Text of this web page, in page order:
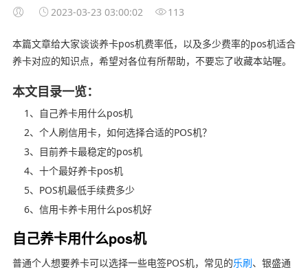
2023-03-23 03:00:02 113
本篇文章给大家谈谈养卡pos机费率低，以及多少费率的pos机适合
养卡对应的知识点，希望对各位有所帮助，不要忘了收藏本站喔。
本文目录一览：
1、自己养卡用什么pos机
2、个人刷信用卡，如何选择合适的POS机？
3、目前养卡最稳定的pos机
4、十个最好养卡pos机
5、POS机最低手续费多少
6、信用卡养卡用什么pos机好
自己养卡用什么pos机
普通个人想要养卡可以选择一些电签POS机，常见的乐刷、银盛通